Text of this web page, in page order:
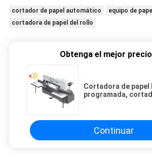
cortador de papel automático
equipo de
cortadora de papel del rollo
Obtenga el mejor
Cortadora de papel
programada,
Continuar